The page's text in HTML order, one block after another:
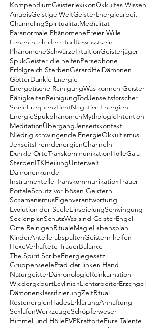
KompendiumGeisterlexikonOkkultes Wissen
AnubisGeistige WeltGeisterEnergiearbeit
ChannelingSpiritualitätMedialität
Paranormale PhänomeneFreier Wille
Leben nach dem TodBewusstsein
PhänomeneSchwärzeIntuitionGeisterjäger
SpukGeister die helfenPersephone
Erfolgreich SterbenGérardHelDämonen
GötterDunkle Energie
Energetische ReinigungWas können Geister
FähigkeitenReinigungTodJenseitsforscher
SeeleFrequenzLichtNegative Energien
EnergieSpukphänomenMythologieIntention
MeditationÜbergangJenseitskontakt
Niedrig schwingende EnergieOkkultismus
JenseitsFremdenergienChanneln
Dunkle OrteTranskommunikationHölleGaia
SterbenITKHeilungUnterwelt
Dämonenkunde
Instrumentelle TranskommunikationTrauer
PortaleSchutz vor bösen Geistern
SchamanismusEigenverantwortung
Evolution der SeeleEinspielungSchwingung
SeelenplanSchutzWas sind GeisterEngel
Orte ReinigenRitualeMagieLebensplan
KinderAnteile abspaltenGeistern helfen
HexeVerhaftete TrauerBalance
The Spirit ScribeEnergiegesetz
GruppenseelePfad der linken Hand
NaturgeisterDämonologieReinkarnation
WiedergeburtLeylinienLichtarbeiterErzengel
DämonenklassifizierungZeitRitual
RestenergienHadesErklärungAnhaftung
SchlafenWerkzeugeSchöpferwesen
Himmel und HölleEVPKraftorteEure Talente